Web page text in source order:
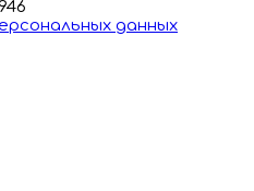
данных